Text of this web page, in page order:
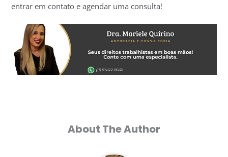
entrar em contato e agendar uma consulta!
About The Author